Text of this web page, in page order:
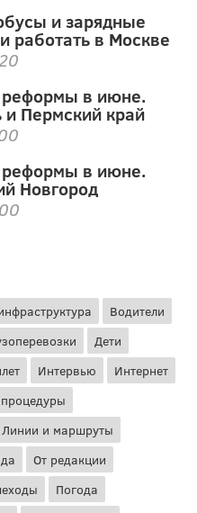
и зарядные
работать в Москве
реформы в июне.
и Пермский край
реформы в июне.
Новгород
Водители
Дети
Интервью
Интернет
Линии и маршруты
От редакции
Погода